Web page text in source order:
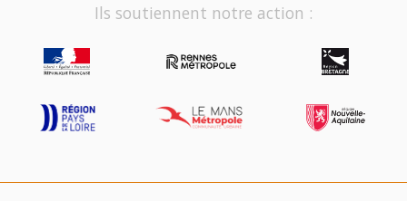
Ils soutiennent notre action :